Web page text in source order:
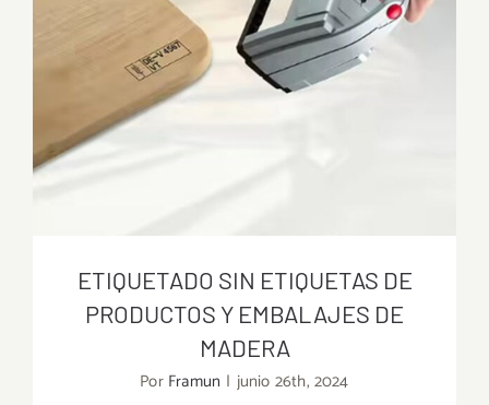
ETIQUETADO SIN ETIQUETAS DE
PRODUCTOS Y EMBALAJES DE
MADERA
Por Framun | junio 26th, 2024